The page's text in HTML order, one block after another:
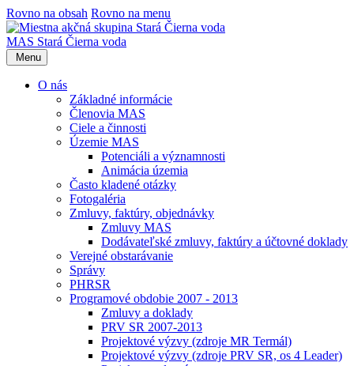
Rovno na obsah Rovno na menu
MAS Stará Čierna voda
Menu
O nás
Základné informácie
Členovia MAS
Ciele a činnosti
Územie MAS
Potenciáli a významnosti
Animácia územia
Často kladené otázky
Fotogaléria
Zmluvy, faktúry, objednávky
Zmluvy MAS
Dodávateľské zmluvy, faktúry a účtovné doklady
Verejné obstarávanie
Správy
PHRSR
Programové obdobie 2007 - 2013
Zmluvy a doklady
PRV SR 2007-2013
Projektové výzvy (zdroje MR Termál)
Projektové výzvy (zdroje PRV SR, os 4 Leader)